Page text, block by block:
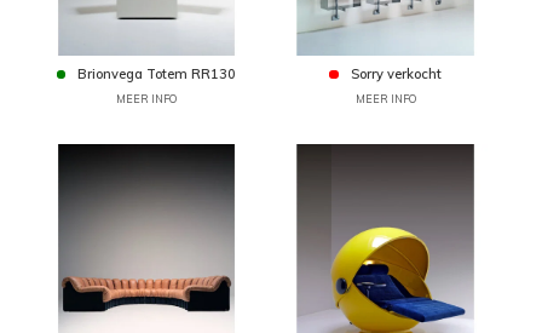
Brionvega Totem RR130
MEER INFO
Sorry verkocht
MEER INFO